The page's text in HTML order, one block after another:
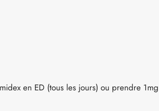
en ED (tous les jours) ou prendre 1mg